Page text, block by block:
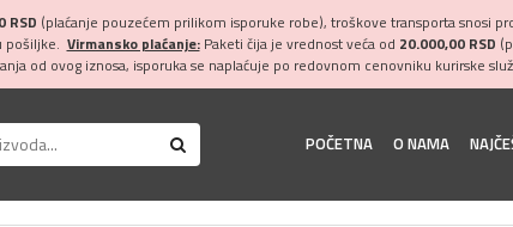
RSD (plaćanje pouzećem prilikom isporuke robe), troškove transporta snosi
pošiljke. Virmansko plaćanje:Paketi čija je vrednost veća od 20.000,00 RSD
od ovog iznosa, isporuka se naplaćuje po redovnom cenovniku kurirske
POČETNA O NAMA